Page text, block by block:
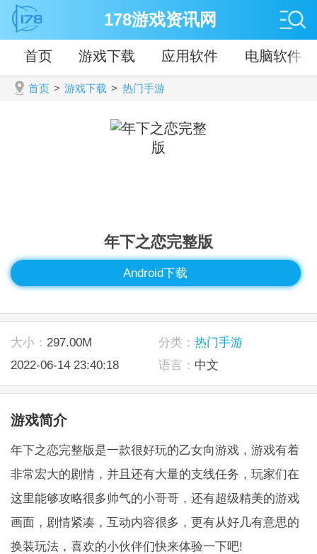
178游戏资讯网
首页 游戏下载 应用软件 电脑软件
首页 > 游戏下载 > 热门手游
年下之恋完整版
Android下载
大小： 297.00M 分类： 热门手游
2022-06-14 23:40:18
语言： 中文
游戏简介
年下之恋完整版是一款很好玩的乙女向游戏，游戏有着
非常宏大的剧情，并且还有大量的支线任务，玩家们在
这里能够攻略很多帅气的小哥哥，还有超级精美的游戏
画面，剧情紧凑，互动内容很多，更有从好几有意思的
换装玩法，喜欢的小伙伴们快来体验一下吧!